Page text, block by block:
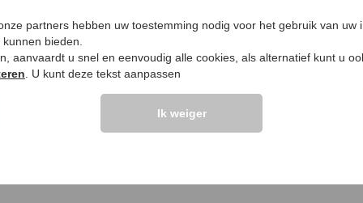
parfum cadeau
19,99 €
partners hebben uw toestemming nodig voor het gebruik van uw
bieden.
aanvaardt u snel en eenvoudig alle cookies, als alternatief kunt u
. U kunt deze tekst aanpassen
Ik weiger